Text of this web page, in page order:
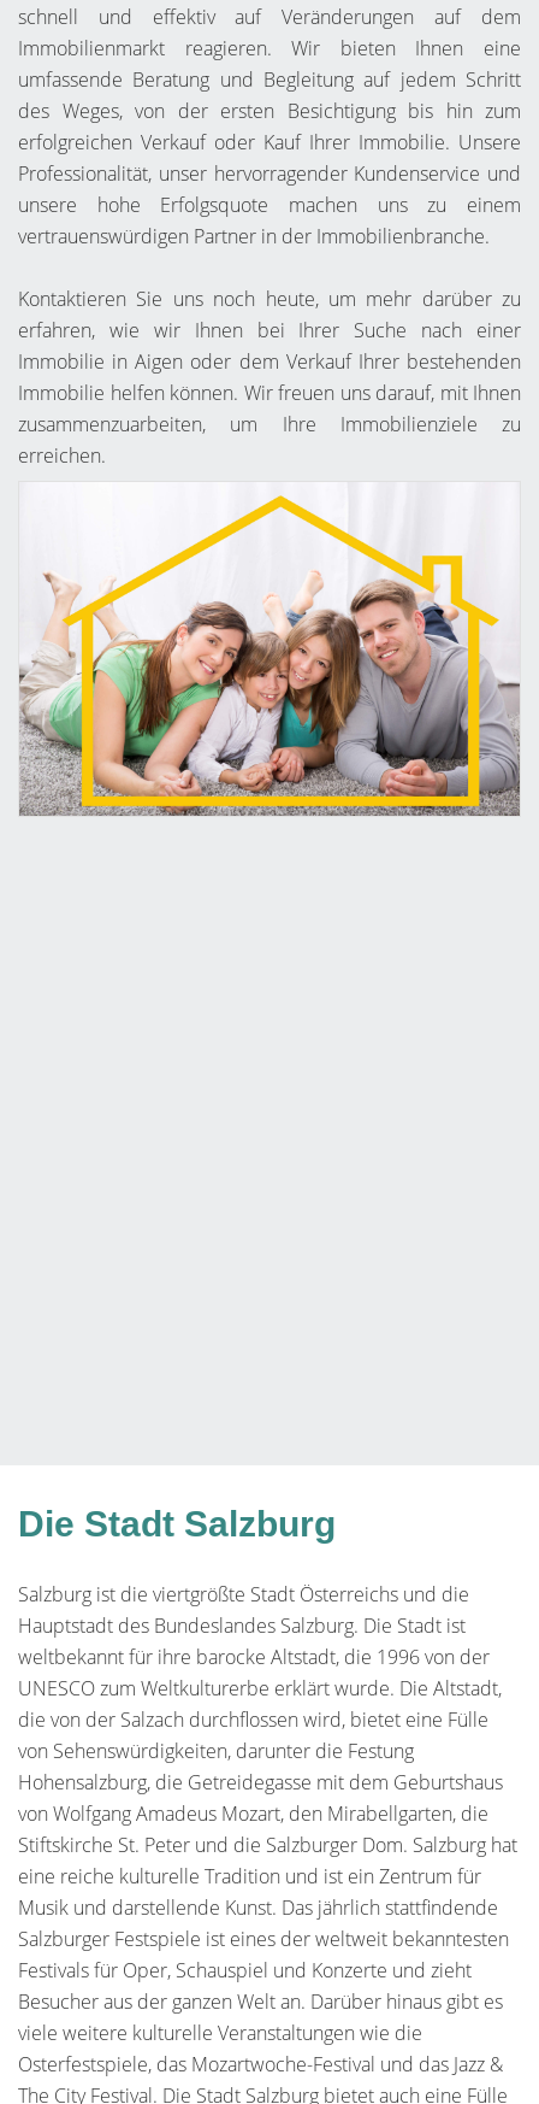
schnell und effektiv auf Veränderungen auf dem
Immobilienmarkt reagieren. Wir bieten Ihnen eine
umfassende Beratung und Begleitung auf jedem Schritt
des Weges, von der ersten Besichtigung bis hin zum
erfolgreichen Verkauf oder Kauf Ihrer Immobilie. Unsere
Professionalität, unser hervorragender Kundenservice und
unsere hohe Erfolgsquote machen uns zu einem
vertrauenswürdigen Partner in der Immobilienbranche.
Kontaktieren Sie uns noch heute, um mehr darüber zu
erfahren, wie wir Ihnen bei Ihrer Suche nach einer
Immobilie in Aigen oder dem Verkauf Ihrer bestehenden
Immobilie helfen können. Wir freuen uns darauf, mit Ihnen
zusammenzuarbeiten, um Ihre Immobilienziele zu
erreichen.
Die Stadt Salzburg
Salzburg ist die viertgrößte Stadt Österreichs und die
Hauptstadt des Bundeslandes Salzburg. Die Stadt ist
weltbekannt für ihre barocke Altstadt, die 1996 von der
UNESCO zum Weltkulturerbe erklärt wurde. Die Altstadt,
die von der Salzach durchflossen wird, bietet eine Fülle
von Sehenswürdigkeiten, darunter die Festung
Hohensalzburg, die Getreidegasse mit dem Geburtshaus
von Wolfgang Amadeus Mozart, den Mirabellgarten, die
Stiftskirche St. Peter und die Salzburger Dom. Salzburg hat
eine reiche kulturelle Tradition und ist ein Zentrum für
Musik und darstellende Kunst. Das jährlich stattfindende
Salzburger Festspiele ist eines der weltweit bekanntesten
Festivals für Oper, Schauspiel und Konzerte und zieht
Besucher aus der ganzen Welt an. Darüber hinaus gibt es
viele weitere kulturelle Veranstaltungen wie die
Osterfestspiele, das Mozartwoche-Festival und das Jazz &
The City Festival. Die Stadt Salzburg bietet auch eine Fülle